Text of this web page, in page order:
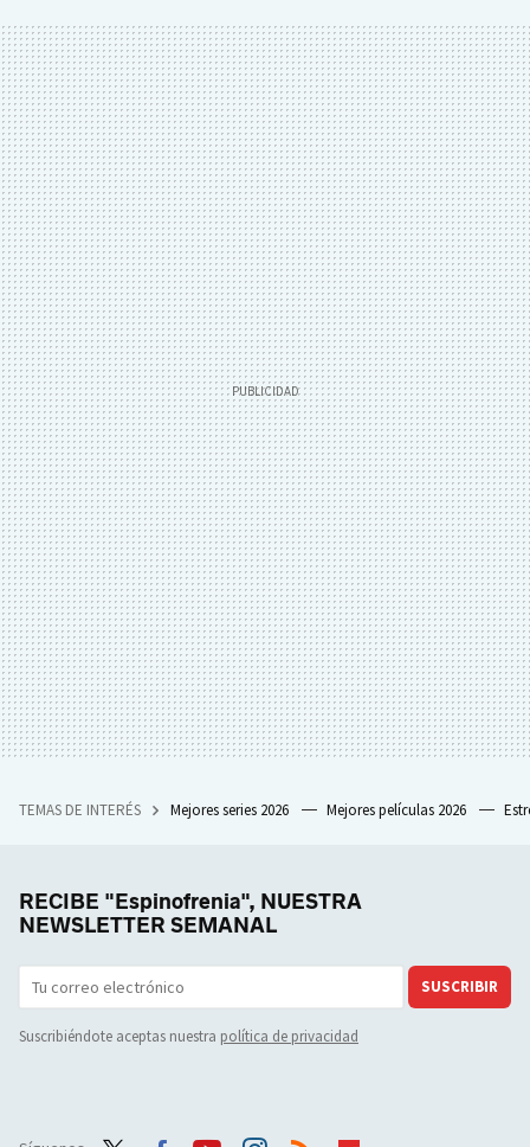
TEMAS DE INTERÉS Mejores series 2026 Mejores películas 2026
RECIBE "Espinofrenia", NUESTRA
NEWSLETTER SEMANAL
SUSCRIBIR
Suscribiéndote aceptas nuestra política de privacidad